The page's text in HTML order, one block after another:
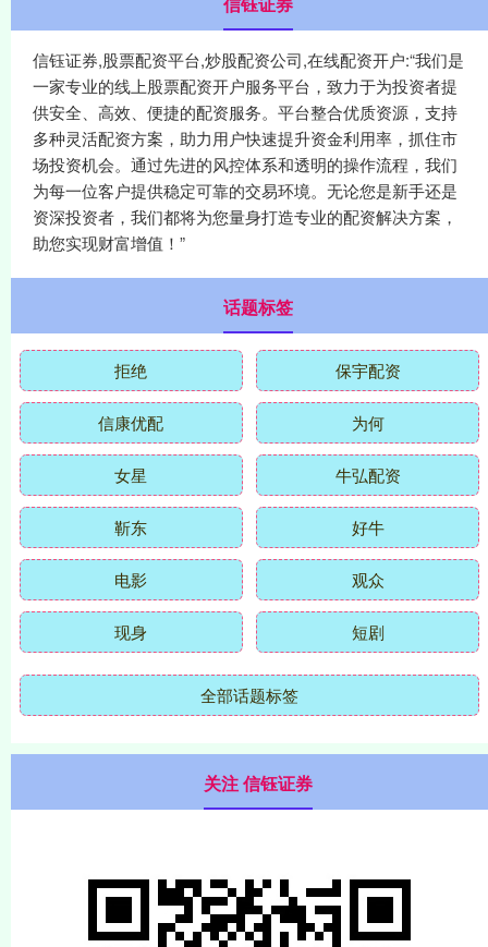
信钰证券,股票配资平台,炒股配资公司,在线配资开户:“我们是
一家专业的线上股票配资开户服务平台，致力于为投资者提
供安全、高效、便捷的配资服务。平台整合优质资源，支持
多种灵活配资方案，助力用户快速提升资金利用率，抓住市
场投资机会。通过先进的风控体系和透明的操作流程，我们
为每一位客户提供稳定可靠的交易环境。无论您是新手还是
资深投资者，我们都将为您量身打造专业的配资解决方案，
助您实现财富增值！”
话题标签
拒绝 保宇配资
信康优配 为何
女星 牛弘配资
靳东 好牛
电影 观众
现身 短剧
全部话题标签
关注 信钰证券